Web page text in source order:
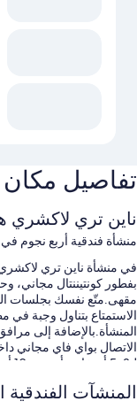
تفاصيل مكان
ناين تري لاكشري
منشأة فندقية أربع نجوم
في منشأة ناين تري
بفطور كونتيننتال مجاني،
مقهى.متّع نفسك بجلسات
المنشأة.بالإضافة إلى
لـ3–5 أشخاص أو حتى 10 أجهزة).
تشمل الامتيازات الأخرى:
المنشآت الفندقية